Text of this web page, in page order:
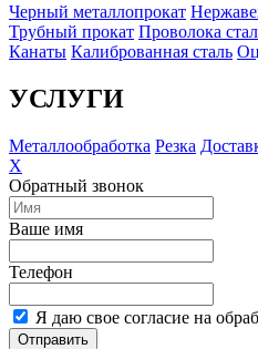
Черный металлопрокат
Трубный прокат Проволока
Канаты Калиброванная сталь
УСЛУГИ
Металлообработка Резка
X
Обратный звонок
Ваше имя
Телефон
Я даю свое согласие на
Отправить